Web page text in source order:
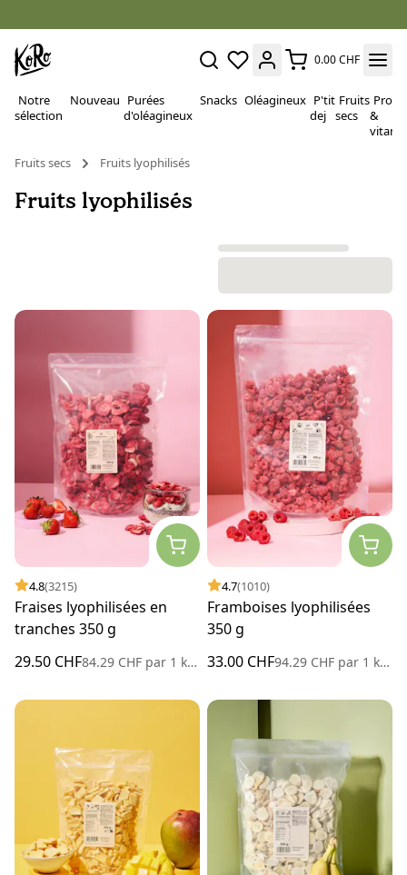
0.00 CHF
Notre
sélection
Nouveau Purées
d'oléagineux
Snacks Oléagineux P'tit
dej
Fruits
secs
&
Fruits secs
Fruits lyophilisés
Fruits lyophilisés
4.8(3215)
Fraises lyophilisées en
tranches 350 g
29.50 CHF84.29 CHF par 1 kilogramme
4.7(1010)
Framboises lyophilisées
350 g
33.00 CHF94.29 CHF par 1 kilogramme